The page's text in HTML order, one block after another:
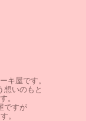
キ屋です。
想いのもと
。
ですが
。